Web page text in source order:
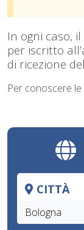
In ogni caso,
per iscritto
di ricezione
Per conoscere le
CITTÀ
Bologna